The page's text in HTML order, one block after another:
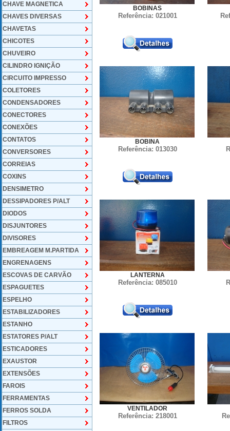
CHAVE MAGNETICA
CHAVES DIVERSAS
CHAVETAS
CHICOTES
CHUVEIRO
CILINDRO IGNIÇÃO
CIRCUITO IMPRESSO
COLETORES
CONDENSADORES
CONECTORES
CONEXÕES
CONTATOS
CONVERSORES
CORREIAS
COXINS
DENSIMETRO
DESSIPADORES P/ALT
DIODOS
DISJUNTORES
DIVISORES
EMBREAGEM M.PARTIDA
ENGRENAGENS
ESCOVAS DE CARVÃO
ESPAGUETES
ESPELHO
ESTABILIZADORES
ESTANHO
ESTATORES P/ALT
ESTICADORES
EXAUSTOR
EXTENSÕES
FAROIS
FERRAMENTAS
FERROS SOLDA
FILTROS
BOBINAS
Referência: 021001
BOBINA
Referência: 013030
LANTERNA
Referência: 085010
VENTILADOR
Referência: 218001